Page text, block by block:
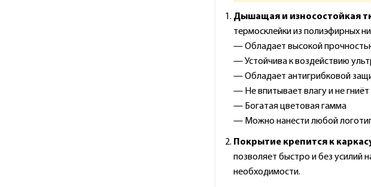
Дышащая и износостойкая
термосклейки из полиэфирных
— Обладает высокой
— Устойчива к воздействию
— Обладает антигрибковой
— Не впитывает влагу и не гниёт
— Богатая цветовая гамма
— Можно нанести любой
Покрытие крепится к
позволяет быстро и без усилий
необходимости.